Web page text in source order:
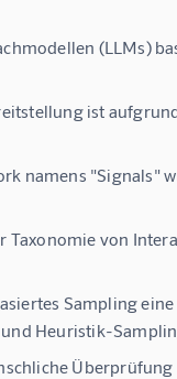
(LLMs)
ist
namens
Taxonomie von
Sampling
Heuristik-